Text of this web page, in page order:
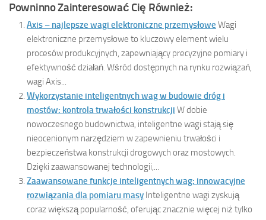
Powninno Zainteresować Cię Również:
Axis – najlepsze wagi elektroniczne przemysłowe Wagi
elektroniczne przemysłowe to kluczowy element wielu
procesów produkcyjnych, zapewniający precyzyjne pomiary i
efektywność działań. Wśród dostępnych na rynku rozwiązań,
wagi Axis...
Wykorzystanie inteligentnych wag w budowie dróg i
mostów: kontrola trwałości konstrukcji W dobie
nowoczesnego budownictwa, inteligentne wagi stają się
nieocenionym narzędziem w zapewnieniu trwałości i
bezpieczeństwa konstrukcji drogowych oraz mostowych.
Dzięki zaawansowanej technologii,...
Zaawansowane funkcje inteligentnych wag: innowacyjne
rozwiązania dla pomiaru masy Inteligentne wagi zyskują
coraz większą popularność, oferując znacznie więcej niż tylko